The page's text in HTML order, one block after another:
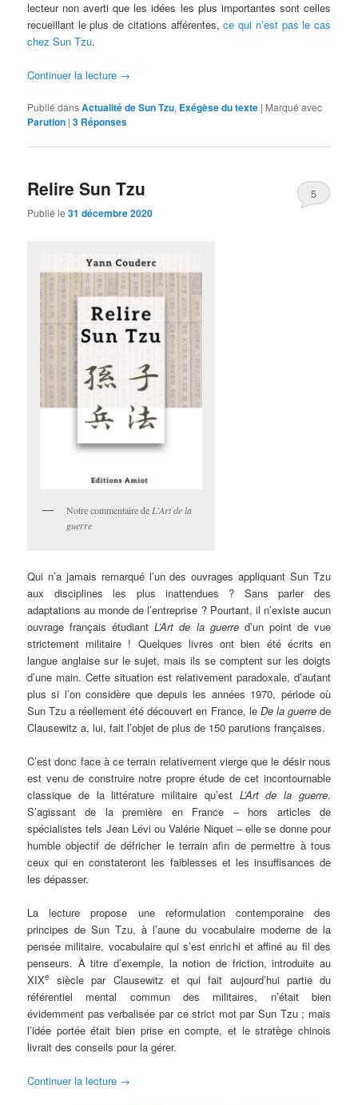
lecteur non averti que les idées les plus importantes sont celles
recueillant le plus de citations afférentes,ce qui n’est pas le cas
chez Sun Tzu.
Continuer la lecture →
Publié dansActualité de Sun Tzu, Exégèse du texte | Marqué avec
Parution |3 Réponses
Relire Sun Tzu
Publié le31 décembre 2020
5
Notre commentaire deL’Art de la
guerre
Qui n’a jamais remarqué l’un des ouvrages appliquant Sun Tzu
aux disciplines les plus inattendues ? Sans parler des
adaptations au monde de l’entreprise ? Pourtant, il n’existe aucun
ouvrage français étudiantL’Art de la guerred’un point de vue
strictement militaire ! Quelques livres ont bien été écrits en
langue anglaise sur le sujet, mais ils se comptent sur les doigts
d’une main. Cette situation est relativement paradoxale, d’autant
plus si l’on considère que depuis les années 1970, période où
Sun Tzu a réellement été découvert en France, le De la guerrede
Clausewitz a, lui, fait l’objet de plus de 150 parutions françaises.
C’est donc face à ce terrain relativement vierge que le désir nous
est venu de construire notre propre étude de cet incontournable
classique de la littérature militaire qu’est L’Art de la guerre.
S’agissant de la première en France – hors articles de
spécialistes tels Jean Lévi ou Valérie Niquet – elle se donne pour
humble objectif de défricher le terrain afin de permettre à tous
ceux qui en constateront les faiblesses et les insuffisances de
les dépasser.
La lecture propose une reformulation contemporaine des
principes de Sun Tzu, à l’aune du vocabulaire moderne de la
pensée militaire, vocabulaire qui s’est enrichi et affiné au fil des
penseurs. À titre d’exemple, la notion de friction, introduite au
XIXe
siècle par Clausewitz et qui fait aujourd’hui partie du
référentiel mental commun des militaires, n’était bien
évidemment pas verbalisée par ce strict mot par Sun Tzu ; mais
l’idée portée était bien prise en compte, et le stratège chinois
livrait des conseils pour la gérer.
Continuer la lecture →